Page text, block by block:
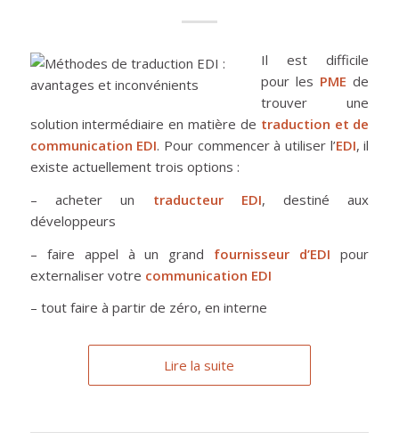
Il est difficile
pour les PME de
trouver une
solution intermédiaire en matière de traduction et de
communication EDI. Pour commencer à utiliser l’EDI, il
existe actuellement trois options :
– acheter un traducteur EDI, destiné aux
développeurs
– faire appel à un grand fournisseur d’EDI pour
externaliser votre communication EDI
– tout faire à partir de zéro, en interne
Lire la suite